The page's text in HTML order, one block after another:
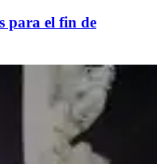
para el fin de